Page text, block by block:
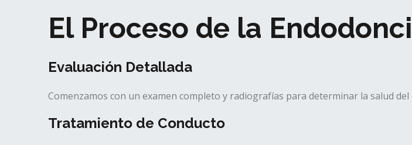
El Proceso de la
Evaluación Detallada
Comenzamos con un examen completo y radiografías para determinar la salud
Tratamiento de Conducto